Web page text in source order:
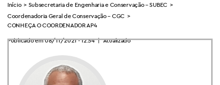
Início > Subsecretaria de Engenharia e Conservação – SUBEC >
Coordenadoria Geral de Conservação – CGC >
CONHEÇA O COORDENADOR AP4
Publicado em 08/11/2021 - 12:54 | Atualizado